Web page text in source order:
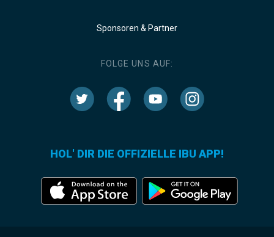
Sponsoren & Partner
FOLGE UNS AUF:
HOL' DIR DIE OFFIZIELLE IBU APP!